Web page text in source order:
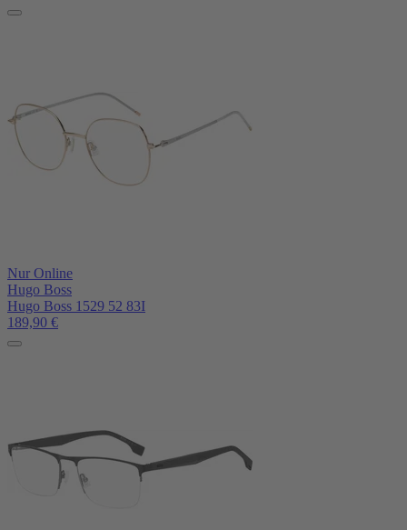
Nur Online
Hugo Boss
Hugo Boss 1529 52 83I
189,90 €